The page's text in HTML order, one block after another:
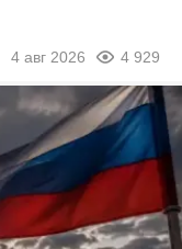
4 авг 2026 4 929